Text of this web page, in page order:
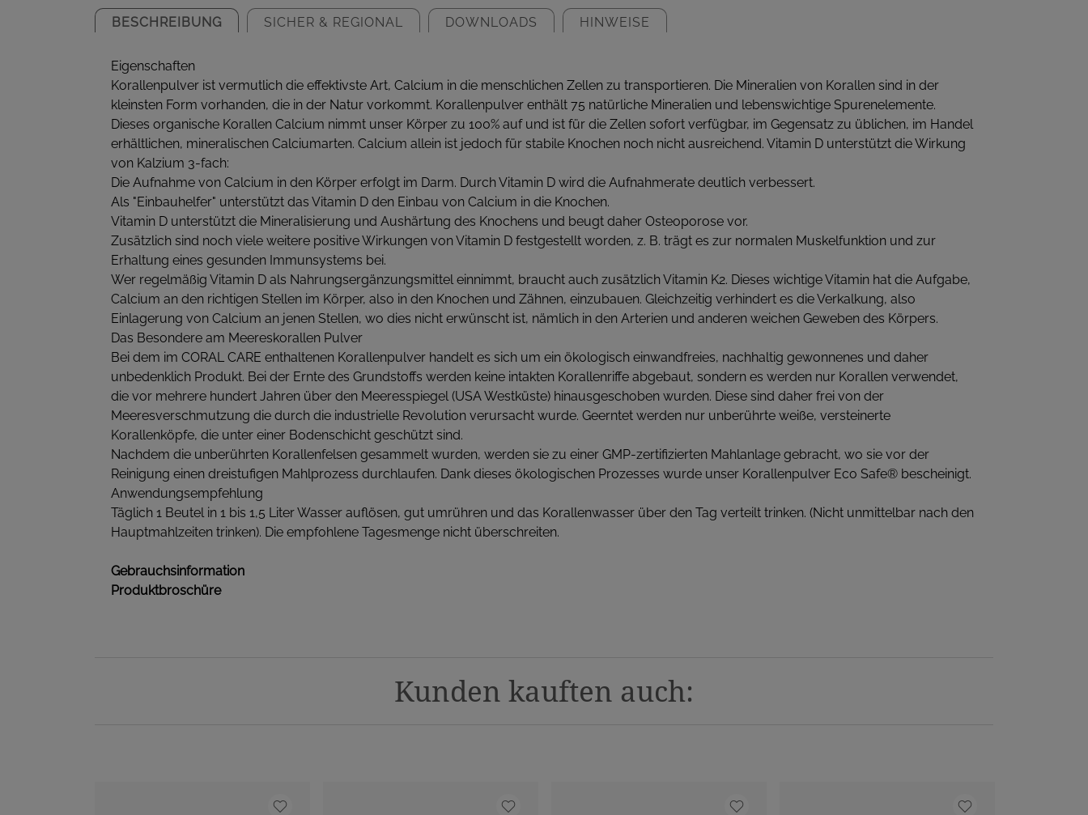
BESCHREIBUNG SICHER & REGIONAL DOWNLOADS HINWEISE
Eigenschaften
Korallenpulver ist vermutlich die effektivste Art, Calcium in die menschlichen Zellen zu transportieren. Die Mineralien von Korallen sind in der
kleinsten Form vorhanden, die in der Natur vorkommt. Korallenpulver enthält 75 natürliche Mineralien und lebenswichtige Spurenelemente.
Dieses organische Korallen Calcium nimmt unser Körper zu 100% auf und ist für die Zellen sofort verfügbar, im Gegensatz zu üblichen, im Handel
erhältlichen, mineralischen Calciumarten. Calcium allein ist jedoch für stabile Knochen noch nicht ausreichend. Vitamin D unterstützt die Wirkung
von Kalzium 3-fach:
Die Aufnahme von Calcium in den Körper erfolgt im Darm. Durch Vitamin D wird die Aufnahmerate deutlich verbessert.
Als "Einbauhelfer" unterstützt das Vitamin D den Einbau von Calcium in die Knochen.
Vitamin D unterstützt die Mineralisierung und Aushärtung des Knochens und beugt daher Osteoporose vor.
Zusätzlich sind noch viele weitere positive Wirkungen von Vitamin D festgestellt worden, z. B. trägt es zur normalen Muskelfunktion und zur
Erhaltung eines gesunden Immunsystems bei.
Wer regelmäßig Vitamin D als Nahrungsergänzungsmittel einnimmt, braucht auch zusätzlich Vitamin K2. Dieses wichtige Vitamin hat die Aufgabe,
Calcium an den richtigen Stellen im Körper, also in den Knochen und Zähnen, einzubauen. Gleichzeitig verhindert es die Verkalkung, also
Einlagerung von Calcium an jenen Stellen, wo dies nicht erwünscht ist, nämlich in den Arterien und anderen weichen Geweben des Körpers.
Das Besondere am Meereskorallen Pulver
Bei dem im CORAL CARE enthaltenen Korallenpulver handelt es sich um ein ökologisch einwandfreies, nachhaltig gewonnenes und daher
unbedenklich Produkt. Bei der Ernte des Grundstoffs werden keine intakten Korallenriffe abgebaut, sondern es werden nur Korallen verwendet,
die vor mehrere hundert Jahren über den Meeresspiegel (USA Westküste) hinausgeschoben wurden. Diese sind daher frei von der
Meeresverschmutzung die durch die industrielle Revolution verursacht wurde. Geerntet werden nur unberührte weiße, versteinerte
Korallenköpfe, die unter einer Bodenschicht geschützt sind.
Nachdem die unberührten Korallenfelsen gesammelt wurden, werden sie zu einer GMP-zertifizierten Mahlanlage gebracht, wo sie vor der
Reinigung einen dreistufigen Mahlprozess durchlaufen. Dank dieses ökologischen Prozesses wurde unser Korallenpulver Eco Safe® bescheinigt.
Anwendungsempfehlung
Täglich 1 Beutel in 1 bis 1,5 Liter Wasser auflösen, gut umrühren und das Korallenwasser über den Tag verteilt trinken. (Nicht unmittelbar nach den
Hauptmahlzeiten trinken). Die empfohlene Tagesmenge nicht überschreiten.
Gebrauchsinformation
Produktbroschüre
Kunden kauften auch: